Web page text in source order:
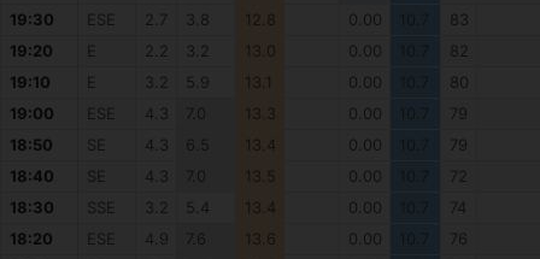
19:30
ESE 2.7 3.8 12.8 0.00
83
19:20
E 2.2 3.2 13.0 0.00
82
19:10
E 3.2 5.9 13.1 0.00
80
19:00
ESE 4.3 7.0 13.3 0.00
79
18:50
SE 4.3 6.5 13.4 0.00
79
18:40
SE 4.3 7.0 13.5 0.00
72
18:30
SSE 3.2 5.4 13.4 0.00
74
18:20
ESE 4.9 7.6 13.6 0.00
76